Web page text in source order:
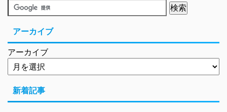
アーカイブ
アーカイブ
新着記事